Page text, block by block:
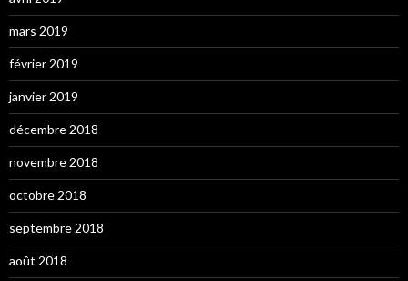
mars 2019
février 2019
janvier 2019
décembre 2018
novembre 2018
octobre 2018
septembre 2018
août 2018